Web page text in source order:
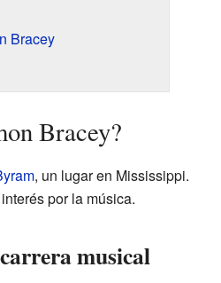
Bracey
Bracey?
, un lugar en Mississippi.
por la música.
musical